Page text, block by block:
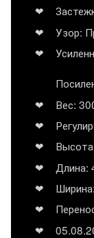
Узор:
Вес:
Длина: